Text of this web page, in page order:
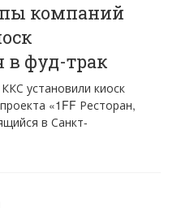
компаний
в фуд-трак
установили киоск
«1FF Ресторан,
в Санкт-